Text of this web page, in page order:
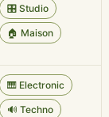
🎛️ Studio
🏠 Maison
🎹 Electronic
🔊 Techno